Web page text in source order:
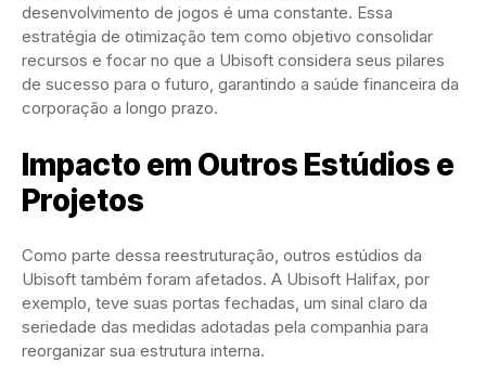
desenvolvimento de jogos é uma constante. Essa
estratégia de otimização tem como objetivo consolidar
recursos e focar no que a Ubisoft considera seus pilares
de sucesso para o futuro, garantindo a saúde financeira da
corporação a longo prazo.
Impacto em Outros Estúdios e
Projetos
Como parte dessa reestruturação, outros estúdios da
Ubisoft também foram afetados. A Ubisoft Halifax, por
exemplo, teve suas portas fechadas, um sinal claro da
seriedade das medidas adotadas pela companhia para
reorganizar sua estrutura interna.